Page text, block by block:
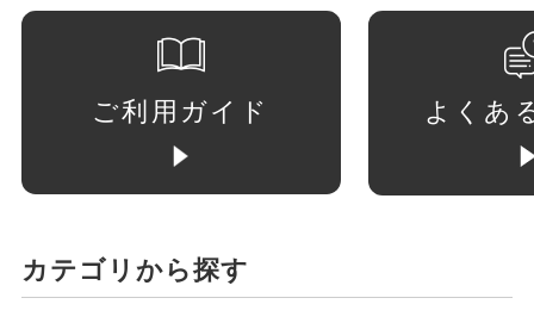
ご利用ガイド よくあ
カテゴリから探す